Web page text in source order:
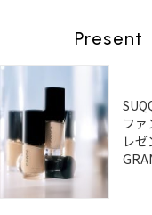
Present
フ
レ